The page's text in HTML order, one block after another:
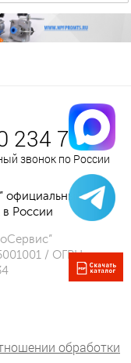
234 75 52
звонок по России
официальный
России
/ ОГРН
обработки